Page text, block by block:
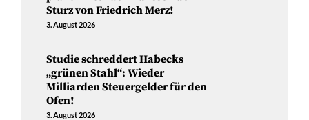
Sturz von Friedrich Merz!
3. August 2026
Studie schreddert Habecks
„grünen Stahl“: Wieder
Milliarden Steuergelder für den
Ofen!
3. August 2026